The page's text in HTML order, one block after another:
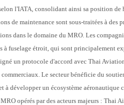
l'IATA, consolidant ainsi sa position
de maintenance sont sous-traitées à des
dans le domaine du MRO. Les
à fuselage étroit, qui sont principalement
un protocole d'accord avec Thai
Le secteur bénéficie du
à développer un écosystème aéronautique
opérés par des acteurs majeurs :